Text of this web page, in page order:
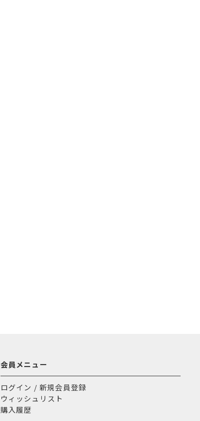
会員メニュー
ログイン / 新規会員登録
ウィッシュリスト
購入履歴